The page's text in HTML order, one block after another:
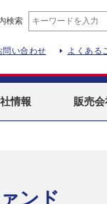
検索
問い合わせ よくある
情報 販売
ンド